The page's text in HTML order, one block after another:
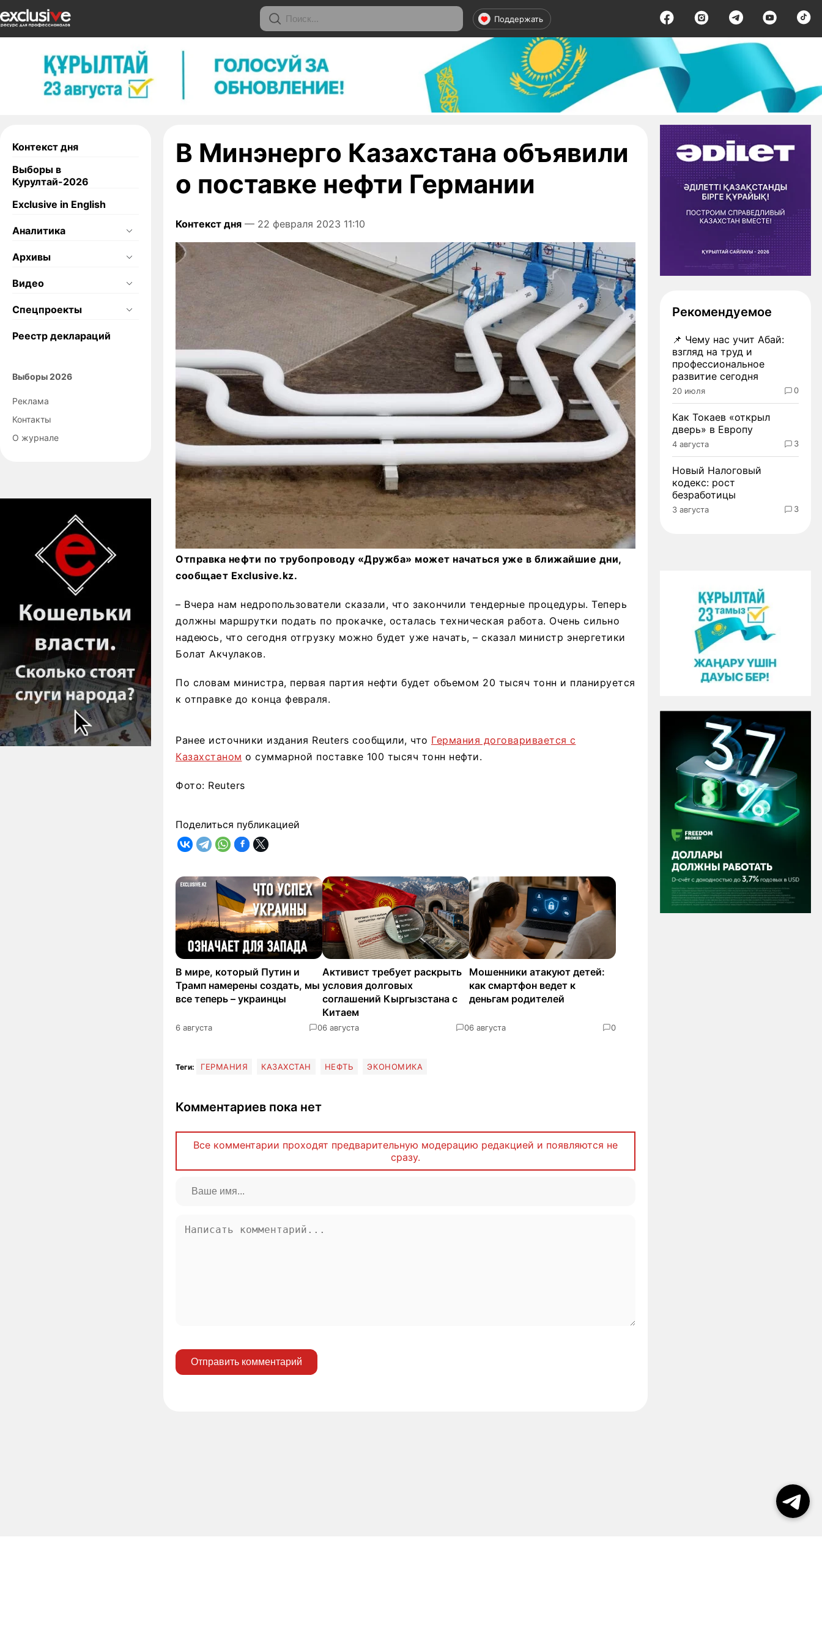
Поддержать
Контекст дня
Выборы в
Курултай-2026
Exclusive in English
Аналитика
Архивы
Видео
Спецпроекты
Реестр деклараций
Выборы 2026
Реклама
Контакты
О журнале
В Минэнерго Казахстана объявили
о поставке нефти Германии
Контекст дня — 22 февраля 2023 11:10
Отправка нефти по трубопроводу «Дружба» может начаться уже в ближайшие дни,
сообщает Exclusive.kz.
– Вчера нам недропользователи сказали, что закончили тендерные процедуры. Теперь
должны маршрутки подать по прокачке, осталась техническая работа. Очень сильно
надеюсь, что сегодня отгрузку можно будет уже начать, – сказал министр энергетики
Болат Акчулаков.
По словам министра, первая партия нефти будет объемом 20 тысяч тонн и планируется
к отправке до конца февраля.
Ранее источники издания Reuters сообщили, что Германия договаривается с
Казахстаном о суммарной поставке 100 тысяч тонн нефти.
Фото: Reuters
Поделиться публикацией
В мире, который Путин и
Трамп намерены создать, мы
все теперь – украинцы
6 августа 0
Активист требует раскрыть
условия долговых
соглашений Кыргызстана с
Китаем
6 августа 0
Мошенники атакуют детей:
как смартфон ведет к
деньгам родителей
6 августа 0
Теги: ГЕРМАНИЯ КАЗАХСТАН НЕФТЬ ЭКОНОМИКА
Комментариев пока нет
Все комментарии проходят предварительную модерацию редакцией и появляются не
сразу.
Отправить комментарий
Рекомендуемое
📌 Чему нас учит Абай:
взгляд на труд и
профессиональное
развитие сегодня
20 июля 0
Как Токаев «открыл
дверь» в Европу
4 августа 3
Новый Налоговый
кодекс: рост
безработицы
3 августа 3